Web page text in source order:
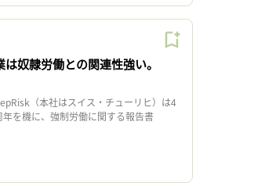
奴隷労働との関連性強い。
（本社はスイス・チューリヒ）は4
を機に、強制労働に関する報告書